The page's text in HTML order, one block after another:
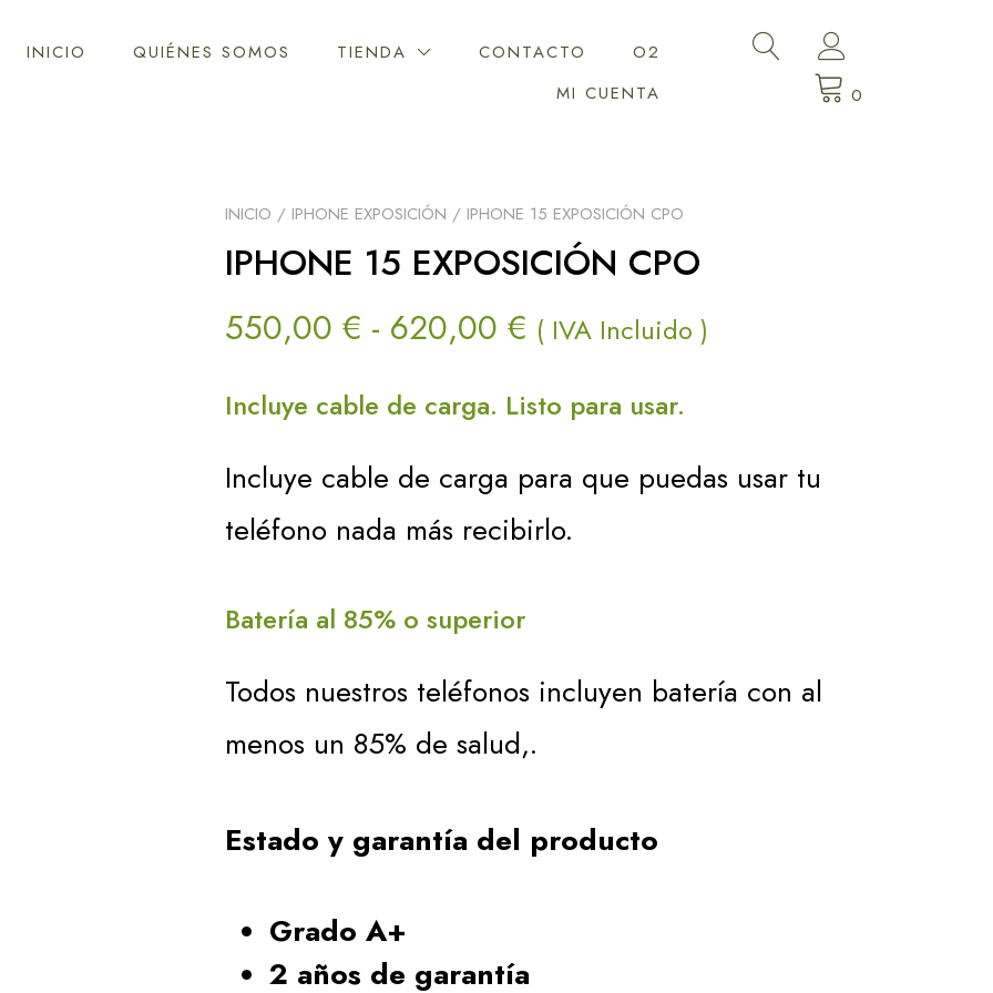
INICIO QUIÉNES SOMOS TIENDA CONTACTO
O2
MI CUENTA
0
INICIO / IPHONE EXPOSICIÓN / IPHONE 15 EXPOSICIÓN CPO
IPHONE 15 EXPOSICIÓN CPO
550,00 € - 620,00 € Rango
precios:
desde
550,00 €
( IVA Incluido )
Incluye cable de carga. Listo para usar.
Incluye cable de carga para que puedas usar tu
teléfono nada más recibirlo.
Batería al 85% o superior
Todos nuestros teléfonos incluyen batería con al
menos un 85% de salud,.
Estado y garantía del producto
Grado A+
2 años de garantía